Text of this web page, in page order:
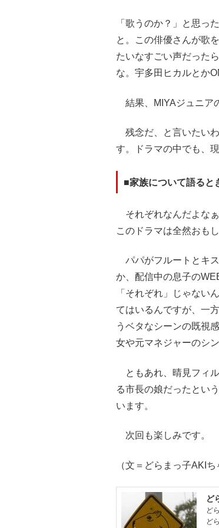
「歌うのか？」と思っ
と。この俳優さんが歌
たいなすごい声だった
な。宇多田ヒカルとか
結果、MIYAジュニア
残念だ、と言いたい
す。ドラマの中でも、
■家族について語ると
それぞれなんだよなぁ
このドラマは全然おも
パパがフルートとキ
か、配信中の息子の
「それぞれ」じゃない
てはいるんですが、一
うベタなシーンの既視
女や元マネジャーのシ
ともあれ、晴見フィ
る市長の娘だったとい
います。
次回も楽しみです。
（文＝どらまっ子AKIち
ど
ど
ど